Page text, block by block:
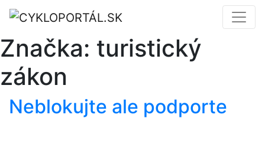
Značka: turistický
zákon
Neblokujte ale podporte